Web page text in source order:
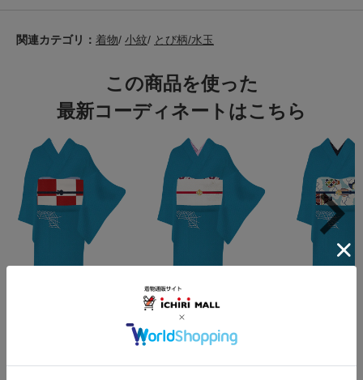
関連カテゴリ： 着物/ 小紋/ とび柄/水玉
この商品を使った
最新コーディネートはこちら
この商品をコーデする